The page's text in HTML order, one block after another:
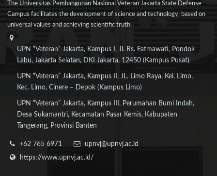
The Universitas Pembangunan Nasional Veteran Jakarta State Defense
Campus facilitates the development of science and technology, based on
universal values and achieving scientific truth.
UPN “Veteran” Jakarta, Kampus I, Jl. Rs. Fatmawati, Pondok
Labu, Jakarta Selatan, DKI Jakarta, 12450 (Kampus Pusat)
UPN “Veteran” Jakarta, Kampus II, JL. Limo Raya, Kel. Limo,
Kec. Limo, Cinere – Depok (Kampus Limo)
UPN “Veteran” Jakarta, Kampus III, Perumahan Bumi Indah,
Desa Sukamantri, Kecamatan Pasar Kemis, Kabupaten
Tangerang, Provinsi Banten
+62 765 6971
upnvj@upnvj.ac.id
https://www.upnvj.ac.id/